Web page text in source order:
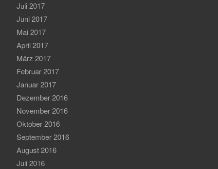
Juli 2017
Juni 2017
Mai 2017
April 2017
März 2017
Februar 2017
Januar 2017
Dezember 2016
November 2016
Oktober 2016
September 2016
August 2016
Juli 2016